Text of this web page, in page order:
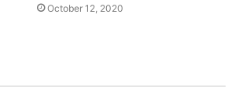
October 12, 2020